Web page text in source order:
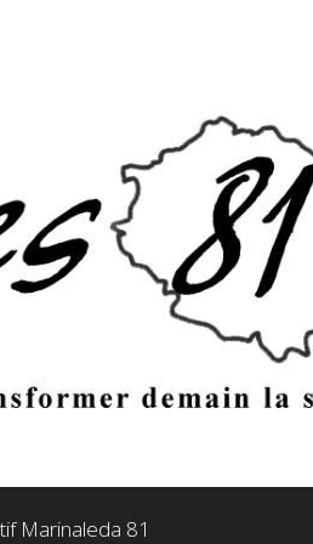
Marinaleda 81